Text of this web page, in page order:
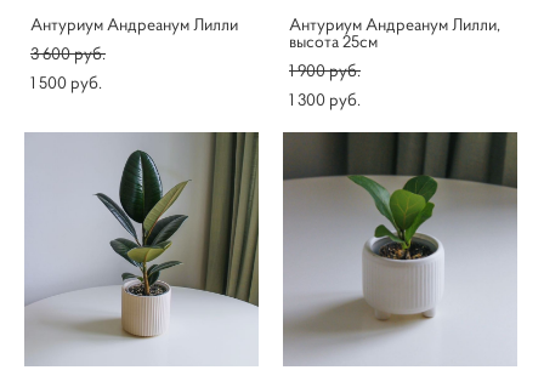
Антуриум Андреанум Лилли
3 600 pуб.
1 500 pуб.
Антуриум Андреанум Лилли,
высота 25см
1 900 pуб.
1 300 pуб.